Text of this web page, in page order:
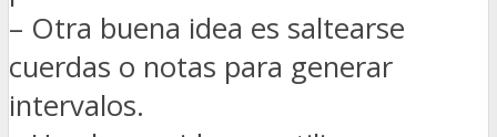
– Otra buena idea es saltearse
cuerdas o notas para generar
intervalos.